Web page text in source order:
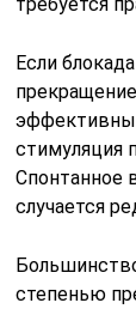
Если
стимуляция
Спонтанное
случается
степенью